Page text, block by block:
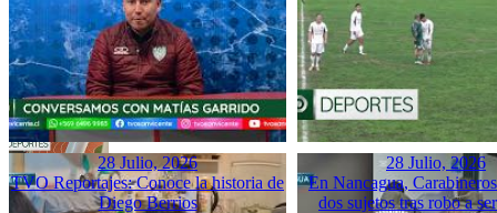
28 Julio, 2026
TVO Reportajes: Conoce la historia de
Diego Berrios
28 Julio, 2026
En Nancagua,
dos sujetos tras robo a